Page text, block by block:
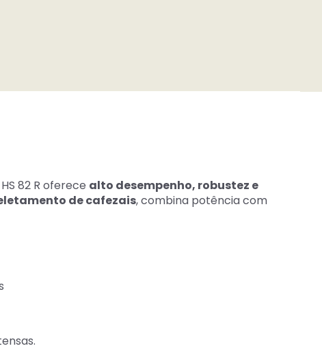
82 R oferece alto desempenho, robustez e
de cafezais, combina potência com